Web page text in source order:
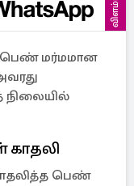
பெண் மர்மமான
நிலையில்
பெண்